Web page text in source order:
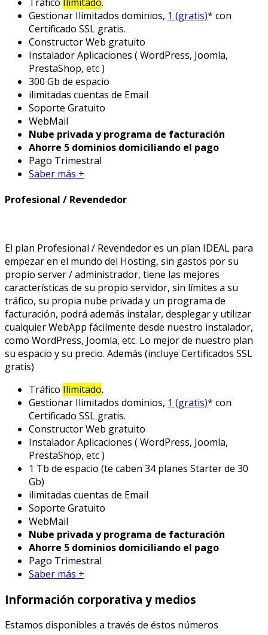
Gestionar Ilimitados dominios, 1 (gratis)* con
Certificado SSL gratis.
Constructor Web gratuito
Instalador Aplicaciones ( WordPress, Joomla,
PrestaShop, etc )
300 Gb de espacio
ilimitadas cuentas de Email
Soporte Gratuito
WebMail
Nube privada y programa de facturación
Ahorre 5 dominios domiciliando el pago
Pago Trimestral
Saber más +
Profesional / Revendedor
El plan Profesional / Revendedor es un plan IDEAL para
empezar en el mundo del Hosting, sin gastos por su
propio server / administrador, tiene las mejores
características de su propio servidor, sin límites a su
tráfico, su propia nube privada y un programa de
facturación, podrá además instalar, desplegar y utilizar
cualquier WebApp fácilmente desde nuestro instalador,
como WordPress, Joomla, etc. Lo mejor de nuestro plan
su espacio y su precio. Además (incluye Certificados SSL
gratis)
Tráfico Ilimitado.
Gestionar Ilimitados dominios, 1 (gratis)* con
Certificado SSL gratis.
Constructor Web gratuito
Instalador Aplicaciones ( WordPress, Joomla,
PrestaShop, etc )
1 Tb de espacio (te caben 34 planes Starter de 30
Gb)
ilimitadas cuentas de Email
Soporte Gratuito
WebMail
Nube privada y programa de facturación
Ahorre 5 dominios domiciliando el pago
Pago Trimestral
Saber más +
Información corporativa y medios
Estamos disponibles a través de éstos números